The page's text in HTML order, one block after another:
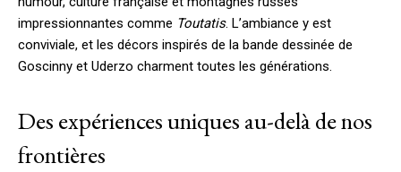
impressionnantes comme Toutatis. L’ambiance y est
conviviale, et les décors inspirés de la bande dessinée de
Goscinny et Uderzo charment toutes les générations.
Des expériences uniques au-delà de nos
frontières